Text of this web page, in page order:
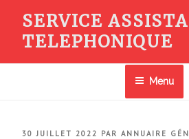
contenu
SERVICE
TELEPHONIQUE
Menu
PUBLIÉ
30 JUILLET 2022 PAR ANNUAIRE